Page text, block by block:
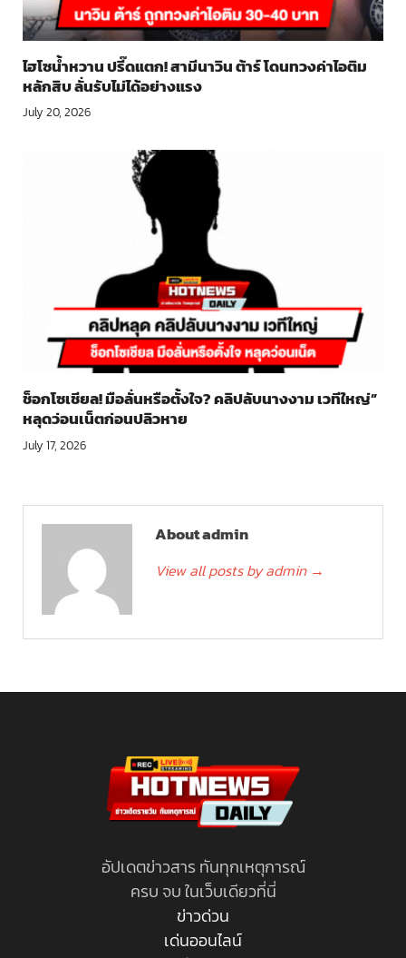
ไฮโซน้ำหวาน ปรี๊ดแตก! สามีนาวิน ต้าร์ โดนทวงค่าไอติม
หลักสิบ ลั่นรับไม่ได้อย่างแรง
July 20, 2026
ช็อกโซเชียล! มือลั่นหรือตั้งใจ? คลิปลับนางงาม เวทีใหญ่”
หลุดว่อนเน็ตก่อนปลิวหาย
July 17, 2026
About admin
View all posts by admin →
อัปเดตข่าวสาร ทันทุกเหตุการณ์
ครบ จบ ในเว็บเดียวที่นี่
ข่าวด่วน
เด่นออนไลน์